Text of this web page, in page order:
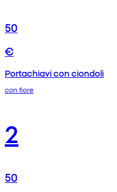
50
€
Portachiavi con ciondoli
con fiore
2
50